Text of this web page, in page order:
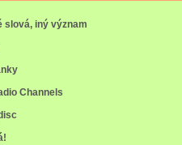
slová, iný význam
Channels